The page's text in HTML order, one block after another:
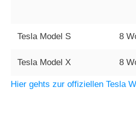
Tesla Model S 8
Tesla Model X 8
Hier gehts zur offiziellen Tesla